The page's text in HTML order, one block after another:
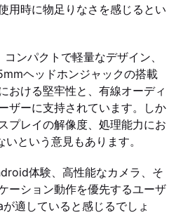
用時に物足りなさを感じるとい
ンパクトで軽量なデザイン、
ヘッドホンジャックの搭載
おける堅牢性と、有線オーディ
ザーに支持されています。しか
プレイの解像度、処理能力にお
という意見もあります。
体験、高性能なカメラ、そ
ーション動作を優先するユーザ
適していると感じるでしょ